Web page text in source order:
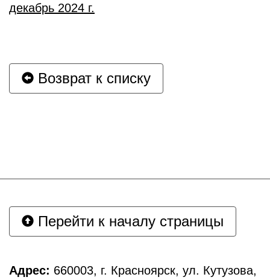
декабрь 2024 г.
Возврат к списку
Перейти к началу страницы
Адрес: 660003, г. Красноярск, ул. Кутузова,